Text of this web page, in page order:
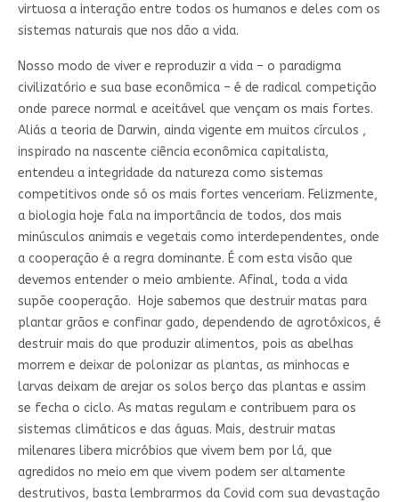
virtuosa a interação entre todos os humanos e deles com os
sistemas naturais que nos dão a vida.
Nosso modo de viver e reproduzir a vida – o paradigma
civilizatório e sua base econômica – é de radical competição
onde parece normal e aceitável que vençam os mais fortes.
Aliás a teoria de Darwin, ainda vigente em muitos círculos ,
inspirado na nascente ciência econômica capitalista,
entendeu a integridade da natureza como sistemas
competitivos onde só os mais fortes venceriam. Felizmente,
a biologia hoje fala na importância de todos, dos mais
minúsculos animais e vegetais como interdependentes, onde
a cooperação é a regra dominante. É com esta visão que
devemos entender o meio ambiente. Afinal, toda a vida
supõe cooperação. Hoje sabemos que destruir matas para
plantar grãos e confinar gado, dependendo de agrotóxicos, é
destruir mais do que produzir alimentos, pois as abelhas
morrem e deixar de polonizar as plantas, as minhocas e
larvas deixam de arejar os solos berço das plantas e assim
se fecha o ciclo. As matas regulam e contribuem para os
sistemas climáticos e das águas. Mais, destruir matas
milenares libera micróbios que vivem bem por lá, que
agredidos no meio em que vivem podem ser altamente
destrutivos, basta lembrarmos da Covid com sua devastação